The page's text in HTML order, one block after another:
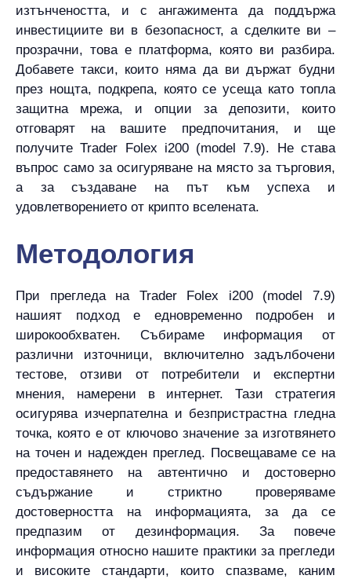
изтънчеността, и с ангажимента да поддържа
инвестициите ви в безопасност, а сделките ви –
прозрачни, това е платформа, която ви разбира.
Добавете такси, които няма да ви държат будни
през нощта, подкрепа, която се усеща като топла
защитна мрежа, и опции за депозити, които
отговарят на вашите предпочитания, и ще
получите Trader Folex i200 (model 7.9). Не става
въпрос само за осигуряване на място за търговия,
а за създаване на път към успеха и
удовлетворението от крипто вселената.
Методология
При прегледа на Trader Folex i200 (model 7.9)
нашият подход е едновременно подробен и
широкообхватен. Събираме информация от
различни източници, включително задълбочени
тестове, отзиви от потребители и експертни
мнения, намерени в интернет. Тази стратегия
осигурява изчерпателна и безпристрастна гледна
точка, която е от ключово значение за изготвянето
на точен и надежден преглед. Посвещаваме се на
предоставянето на автентично и достоверно
съдържание и стриктно проверяваме
достоверността на информацията, за да се
предпазим от дезинформация. За повече
информация относно нашите практики за прегледи
и високите стандарти, които спазваме, каним